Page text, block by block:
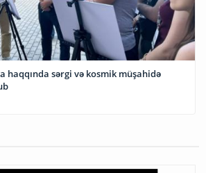
haqqında sərgi və kosmik müşahidə